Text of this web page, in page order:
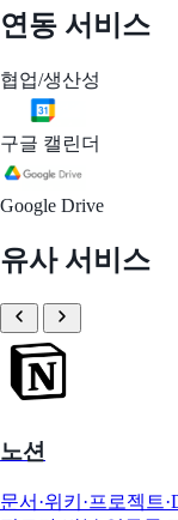
연동 서비스
협업/생산성
구글 캘린더
Google Drive
유사 서비스
노션
문서·위키·프로젝트